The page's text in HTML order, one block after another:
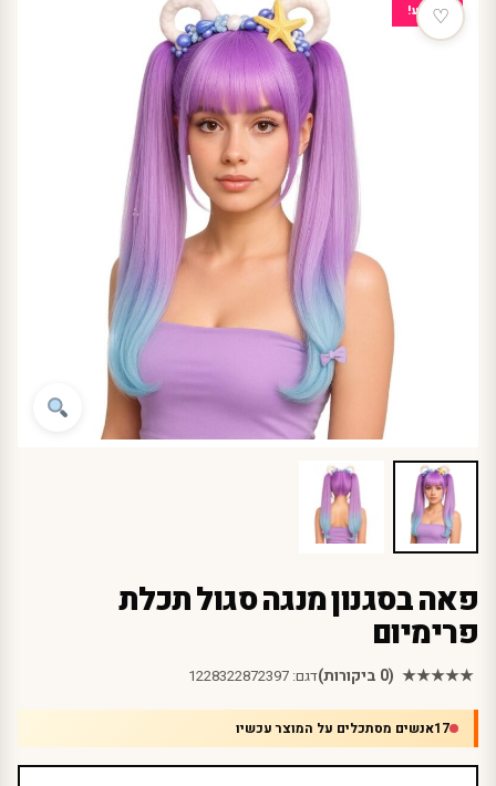
מבצע!
פאה בסגנון מנגה סגול תכלת
פרימיום
♡
★★★★★ (0 ביקורות) דגם: 1228322872397
17אנשים מסתכלים על המוצר עכשיו